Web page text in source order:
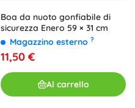
Boa da nuoto gonfiabile di
sicurezza Enero 59 × 31 cm
Magazzino esterno ?
11,50 €
Al carrello